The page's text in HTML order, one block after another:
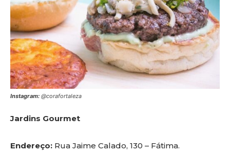
Instagram: @corafortaleza
Jardins Gourmet
Endereço: Rua Jaime Calado, 130 – Fátima.